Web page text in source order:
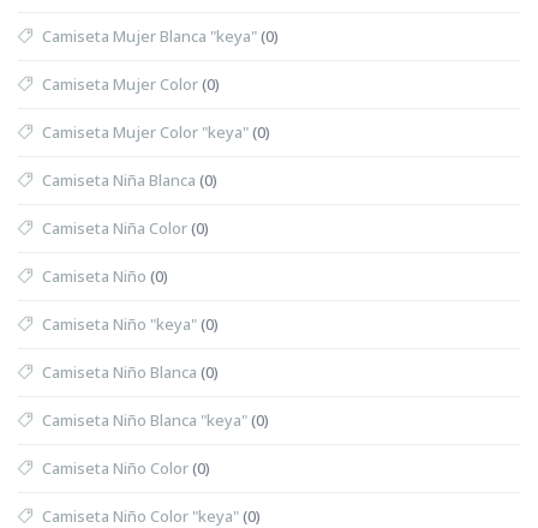
Camiseta Mujer Blanca "keya"(0)
Camiseta Mujer Color(0)
Camiseta Mujer Color "keya"(0)
Camiseta Niña Blanca (0)
Camiseta Niña Color(0)
Camiseta Niño (0)
Camiseta Niño "keya"(0)
Camiseta Niño Blanca (0)
Camiseta Niño Blanca "keya"(0)
Camiseta Niño Color(0)
Camiseta Niño Color "keya"(0)